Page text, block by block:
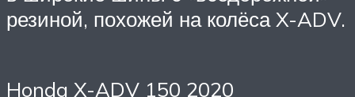
резиной, похожей на колёса X-ADV.
Honda X-ADV 150 2020